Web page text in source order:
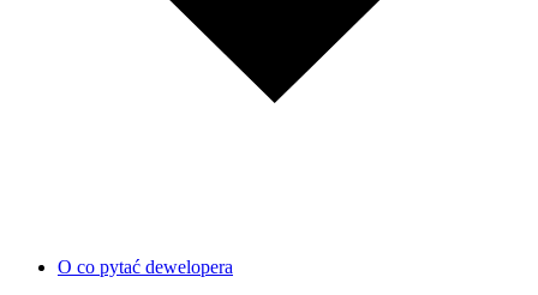
O co pytać dewelopera